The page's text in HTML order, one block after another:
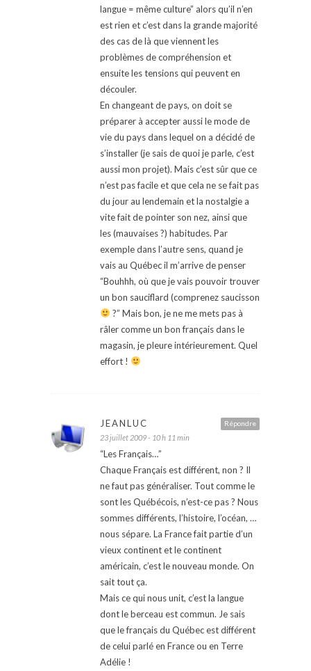
langue = même culture” alors qu’il n’en
est rien et c’est dans la grande majorité
des cas de là que viennent les
problèmes de compréhension et
ensuite les tensions qui peuvent en
découler.
En changeant de pays, on doit se
préparer à accepter aussi le mode de
vie du pays dans lequel on a décidé de
s’installer (je sais de quoi je parle, c’est
aussi mon projet). Mais c’est sûr que ce
n’est pas facile et que cela ne se fait pas
du jour au lendemain et la nostalgie a
vite fait de pointer son nez, ainsi que
les (mauvaises ?) habitudes. Par
exemple dans l’autre sens, quand je
vais au Québec il m’arrive de penser
“Bouhhh, où que je vais pouvoir trouver
un bon sauciflard (comprenez saucisson
?” Mais bon, je ne me mets pas à
râler comme un bon français dans le
magasin, je pleure intérieurement. Quel
effort !
Répondre
JEANLUC
23 juillet 2009 - 10 h 11 min
“Les Français…”
Chaque Français est différent, non ? Il
ne faut pas généraliser. Tout comme le
sont les Québécois, n’est-ce pas ? Nous
sommes différents, l’histoire, l’océan, …
nous sépare. La France fait partie d’un
vieux continent et le continent
américain, c’est le nouveau monde. On
sait tout ça.
Mais ce qui nous unit, c’est la langue
dont le berceau est commun. Je sais
que le français du Québec est différent
de celui parlé en France ou en Terre
Adélie !